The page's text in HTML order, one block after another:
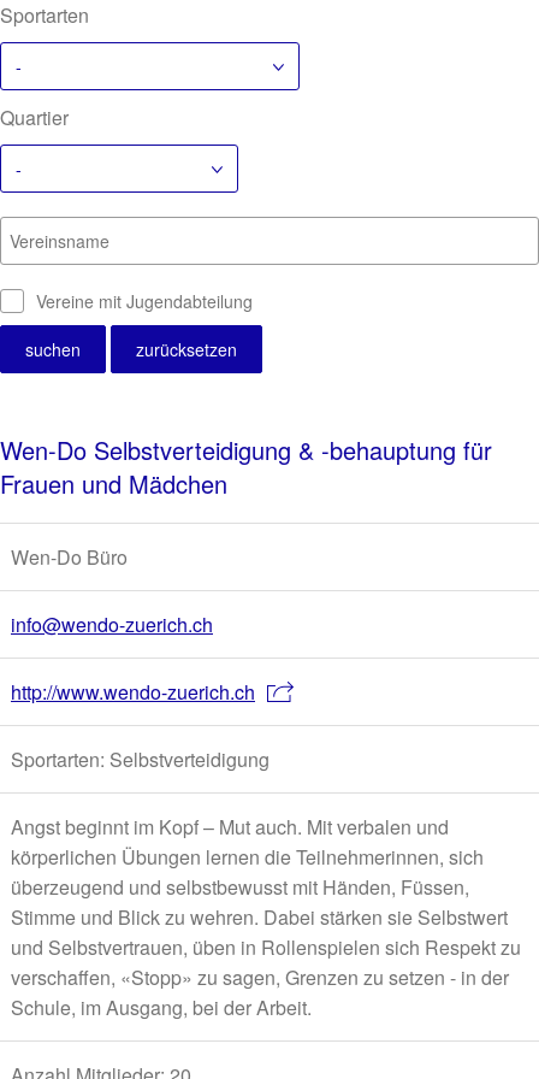
Sportarten
-
Quartier
-
Vereinsname
Vereine mit Jugendabteilung
Wen-Do Selbstverteidigung & -behauptung für
Frauen und Mädchen
Wen-Do Büro
info@wendo-zuerich.ch
http://www.wendo-zuerich.ch
Sportarten: Selbstverteidigung
Angst beginnt im Kopf – Mut auch. Mit verbalen und
körperlichen Übungen lernen die Teilnehmerinnen, sich
überzeugend und selbstbewusst mit Händen, Füssen,
Stimme und Blick zu wehren. Dabei stärken sie Selbstwert
und Selbstvertrauen, üben in Rollenspielen sich Respekt zu
verschaffen, «Stopp» zu sagen, Grenzen zu setzen - in der
Schule, im Ausgang, bei der Arbeit.